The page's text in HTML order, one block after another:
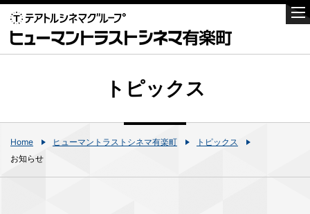
トピックス
Home ヒューマントラストシネマ有楽町
トピックス
お知らせ